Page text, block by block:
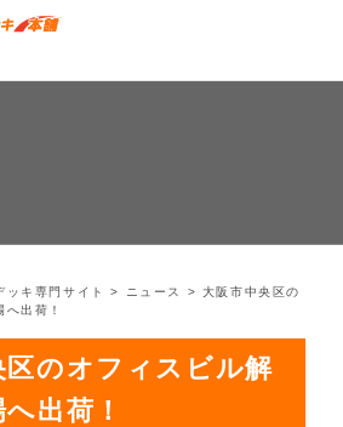
キ専門サイト > ニュース > 大阪市中央区の
出荷！
区のオフィスビル解
出荷！